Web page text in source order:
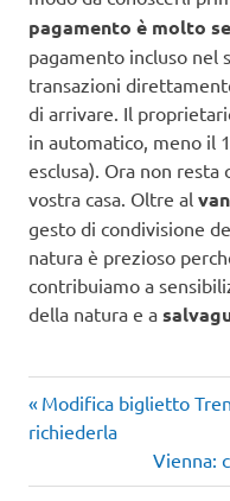
pagamento è molto
pagamento incluso nel
transazioni
di arrivare. Il
in automatico, meno il
esclusa). Ora non
vostra casa. Oltre al
gesto di condivisione
natura è prezioso
contribuiamo a
della natura e a
Navigazione
Articolo
precedente:
Modifica biglietto
richiederla
Articolo
Vienna: